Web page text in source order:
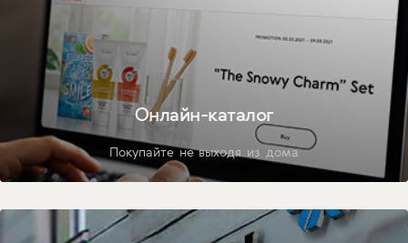
Онлайн-каталог
Покупайте не выходя из дома